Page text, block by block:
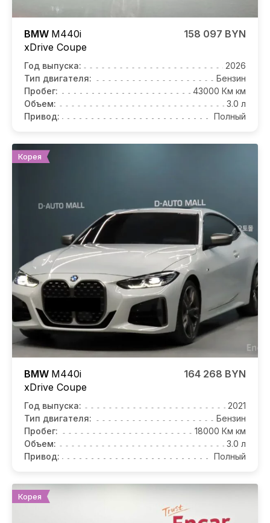
BMW M440i
xDrive Coupe
158 097 BYN
Год выпуска:
2026
Тип двигателя:
Бензин
Пробег:
43000 Км км
Объем:
3.0 л
Привод:
Полный
Корея
BMW M440i
xDrive Coupe
164 268 BYN
Год выпуска:
2021
Тип двигателя:
Бензин
Пробег:
18000 Км км
Объем:
3.0 л
Привод:
Полный
Корея